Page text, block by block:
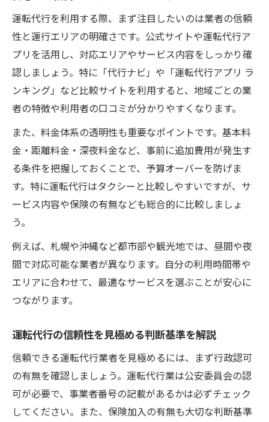
運転代行を利用する際、まず注目したいのは業者の信頼
性と運行エリアの明確さです。公式サイトや運転代行ア
プリを活用し、対応エリアやサービス内容をしっかり確
認しましょう。特に「代行ナビ」や「運転代行アプリ ラ
ンキング」など比較サイトを利用すると、地域ごとの業
者の特徴や利用者の口コミが分かりやすくなります。
また、料金体系の透明性も重要なポイントです。基本料
金・距離料金・深夜料金など、事前に追加費用が発生す
る条件を把握しておくことで、予算オーバーを防げま
す。特に運転代行はタクシーと比較しやすいですが、サ
ービス内容や保険の有無なども総合的に比較しましょ
う。
例えば、札幌や沖縄など都市部や観光地では、昼間や夜
間で対応可能な業者が異なります。自分の利用時間帯や
エリアに合わせて、最適なサービスを選ぶことが安心に
つながります。
運転代行の信頼性を見極める判断基準を解説
信頼できる運転代行業者を見極めるには、まず行政認可
の有無を確認しましょう。運転代行業は公安委員会の認
可が必要で、事業者番号の記載があるかは必ずチェック
してください。また、保険加入の有無も大切な判断基準